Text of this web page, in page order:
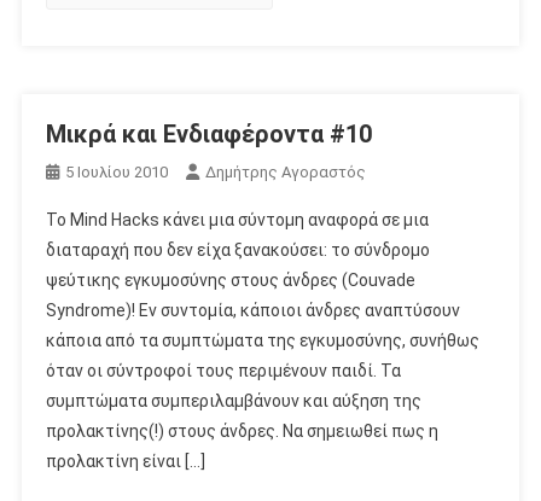
Μικρά και Ενδιαφέροντα #10
5 Ιουλίου 2010 Δημήτρης Αγοραστός
To Mind Hacks κάνει μια σύντομη αναφορά σε μια
διαταραχή που δεν είχα ξανακούσει: το σύνδρομο
ψεύτικης εγκυμοσύνης στους άνδρες (Couvade
Syndrome)! Εν συντομία, κάποιοι άνδρες αναπτύσουν
κάποια από τα συμπτώματα της εγκυμοσύνης, συνήθως
όταν οι σύντροφοί τους περιμένουν παιδί. Τα
συμπτώματα συμπεριλαμβάνουν και αύξηση της
προλακτίνης(!) στους άνδρες. Να σημειωθεί πως η
προλακτίνη είναι […]